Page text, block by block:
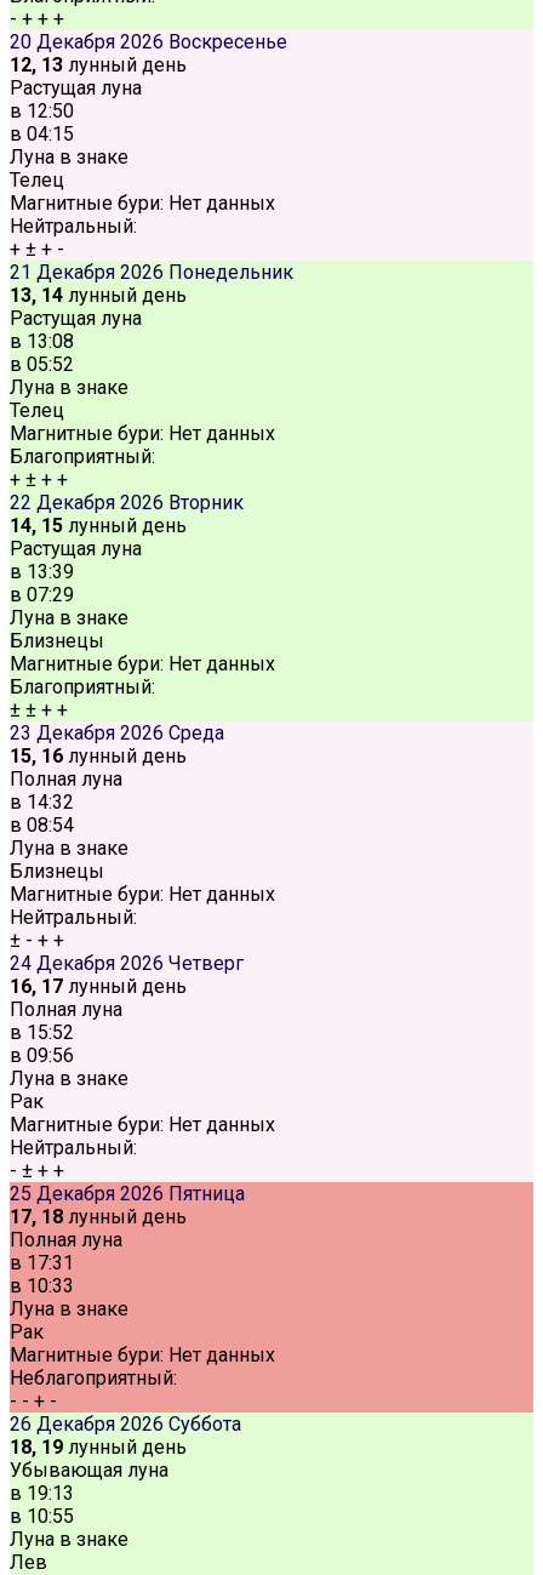
- + + +
20 Декабря 2026 Воскресенье
12, 13 лунный день
Растущая луна
в 12:50
в 04:15
Луна в знаке
Телец
Магнитные бури: Нет данных
Нейтральный:
+ ± + -
21 Декабря 2026 Понедельник
13, 14 лунный день
Растущая луна
в 13:08
в 05:52
Луна в знаке
Телец
Магнитные бури: Нет данных
Благоприятный:
+ ± + +
22 Декабря 2026 Вторник
14, 15 лунный день
Растущая луна
в 13:39
в 07:29
Луна в знаке
Близнецы
Магнитные бури: Нет данных
Благоприятный:
± ± + +
23 Декабря 2026 Среда
15, 16 лунный день
Полная луна
в 14:32
в 08:54
Луна в знаке
Близнецы
Магнитные бури: Нет данных
Нейтральный:
± - + +
24 Декабря 2026 Четверг
16, 17 лунный день
Полная луна
в 15:52
в 09:56
Луна в знаке
Рак
Магнитные бури: Нет данных
Нейтральный:
- ± + +
25 Декабря 2026 Пятница
17, 18 лунный день
Полная луна
в 17:31
в 10:33
Луна в знаке
Рак
Магнитные бури: Нет данных
Неблагоприятный:
- - + -
26 Декабря 2026 Суббота
18, 19 лунный день
Убывающая луна
в 19:13
в 10:55
Луна в знаке
Лев